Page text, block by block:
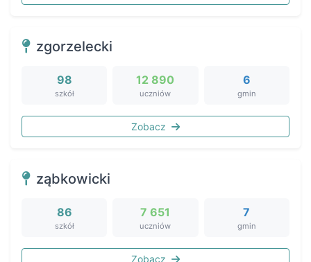
zgorzelecki
98
szkół
12 890
uczniów
6
gmin
Zobacz
ząbkowicki
86
szkół
7 651
uczniów
7
gmin
Zobacz